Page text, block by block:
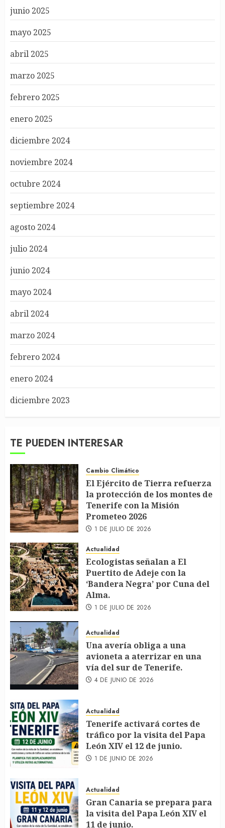
junio 2025
mayo 2025
abril 2025
marzo 2025
febrero 2025
enero 2025
diciembre 2024
noviembre 2024
octubre 2024
septiembre 2024
agosto 2024
julio 2024
junio 2024
mayo 2024
abril 2024
marzo 2024
febrero 2024
enero 2024
diciembre 2023
TE PUEDEN INTERESAR
Cambio Climático
El Ejército de Tierra refuerza
la protección de los montes de
Tenerife con la Misión
Prometeo 2026
1 DE JULIO DE 2026
Actualidad
Ecologistas señalan a El
Puertito de Adeje con la
‘Bandera Negra’ por Cuna del
Alma.
1 DE JULIO DE 2026
Actualidad
Una avería obliga a una
avioneta a aterrizar en una
vía del sur de Tenerife.
4 DE JUNIO DE 2026
Actualidad
Tenerife activará cortes de
tráfico por la visita del Papa
León XIV el 12 de junio.
1 DE JUNIO DE 2026
Actualidad
Gran Canaria se prepara para
la visita del Papa León XIV el
11 de junio.